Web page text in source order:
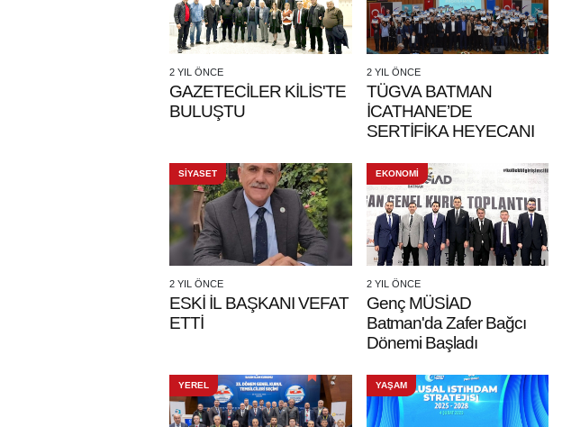
2 YIL ÖNCE
GAZETECİLER KİLİS'TE
BULUŞTU
2 YIL ÖNCE
TÜGVA BATMAN
İCATHANE’DE
SERTİFİKA HEYECANI
SİYASET
2 YIL ÖNCE
ESKİ İL BAŞKANI VEFAT
ETTİ
EKONOMİ
2 YIL ÖNCE
Genç MÜSİAD
Batman'da Zafer Bağcı
Dönemi Başladı
YEREL YAŞAM